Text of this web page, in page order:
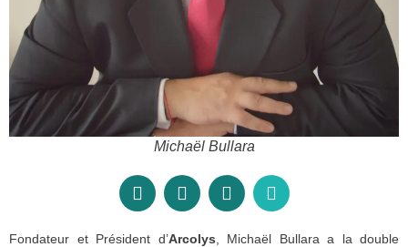
Michaël Bullara
Fondateur et Président d’Arcolys , Michaël Bullara a la double